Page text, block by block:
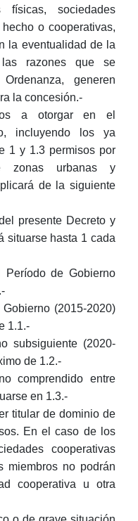
físicas, sociedades
o cooperativas,
la eventualidad de la
razones que se
generen
la concesión.-
a otorgar en el
incluyendo los ya
1 y 1.3 permisos por
zonas urbanas y
de la siguiente
presente Decreto y
situarse hasta 1 cada
Período de Gobierno
(2015-2020)
1.1.-
subsiguiente (2020-
de 1.2.-
comprendido entre
en 1.3.-
titular de dominio de
En el caso de los
cooperativas
miembros no podrán
cooperativa u otra